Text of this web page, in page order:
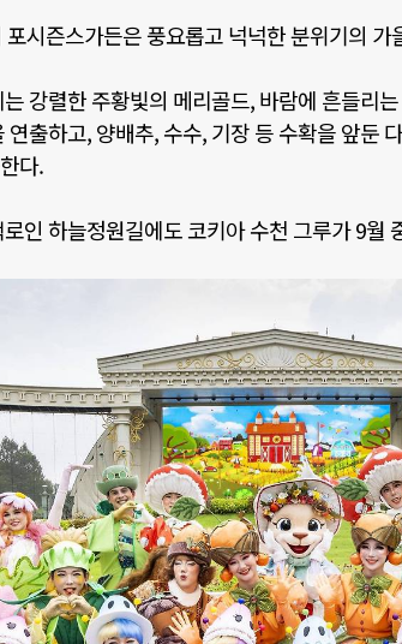
시즌스가든은 풍요롭고 넉넉한 분위기의
강렬한 주황빛의 메리골드,바람에 흔들리
연출하고,양배추,수수,기장 등 수확을 앞둔
다.
인 하늘정원길에도 코키아 수천 그루가9월